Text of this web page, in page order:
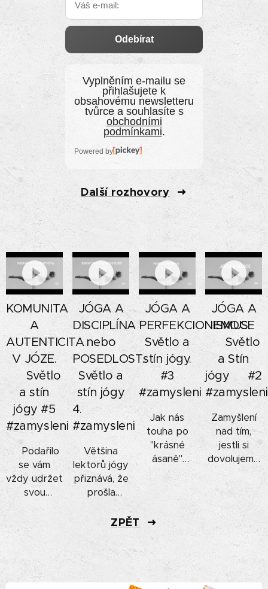
Odebírat
Vyplněním e‑mailu se
přihlašujete k
obsahovému newsletteru
tvůrce a souhlasíte s
obchodními
podmínkami.
Powered by
Další rozhovory
KOMUNITA
A
AUTENTICITA
V JÓZE.
🌗 Světlo
a stín
jógy #5
#zamysleni
⭐Podařilo
se vám
vždy udržet
svou
autenticitu,
sám sebou,
se někdy
nechali
JÓGA A
DISCIPLÍNA
nebo
POSEDLOST.
Světlo a
stín jógy
4. 🌓🌗🌚
#zamysleni
Většina
lektorů jógy
přiznává, že
prošla
které bylo
disciplíny a
posedlosti.
JÓGA A
PERFEKCIONISMUS.
Světlo a
stín jógy.
#3
#zamysleni
Jak nás
touha po
"krásné
ásaně"
odvádí od
těla jako
prostoru
prožitek a
přibližuje k
perfekcionismu.
Často je
pro nás
JÓGA A
EMOCE
🙏🏼 Světlo
a Stín
jógy🌘 #2
#zamysleni
Zamyšlení
nad tím,
jestli si
dovolujeme
emoce
prožít a
pocítit,
nebo si
raději
sedneme do
snažíme se
je potlačit.
ZPĚT